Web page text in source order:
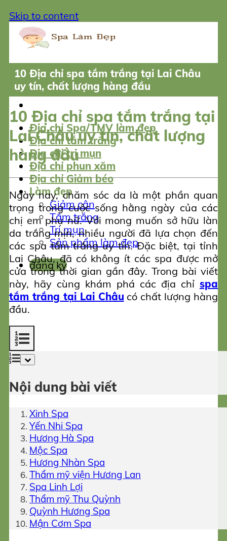
Skip to content
Địa chỉ Spa/TMV làm đẹp
Địa chỉ tắm trắng
Địa chỉ trị mụn
Địa chỉ phun xăm
Địa chỉ Giảm béo
Làm đẹp
Giảm cân
Tắm trắng
Trị mụn
Sản phẩm làm đẹp
đăng ký
10 Địa chỉ spa tắm trắng tại Lai Châu
uy tín, chất lượng hàng đầu
10 Địa chỉ spa tắm trắng tại
Lai Châu uy tín, chất lượng
hàng đầu
Ngày nay, chăm sóc da là một phần quan
trọng trong cuộc sống hằng ngày của các
chị em phụ nữ. Với mong muốn sở hữu làn
da trắng mịn, nhiều người đã lựa chọn đến
các spa tắm trắng uy tín. Đặc biệt, tại tỉnh
Lai Châu, đã có không ít các spa được mở
cửa trong thời gian gần đây. Trong bài viết
này, hãy cùng khám phá các địa chỉ spa
tắm trắng tại Lai Châu có chất lượng hàng
đầu.
Nội dung bài viết
Xinh Spa
Yến Nhi Spa
Hương Hà Spa
Mộc Spa
Hương Nhàn Spa
Thẩm mỹ viện Hương Lan
Spa Linh Lợi
Thẩm mỹ Thu Quỳnh
Quỳnh Hương Spa
Mận Cơm Spa